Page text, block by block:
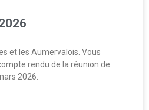
et les Aumervalois. Vous
rendu de la réunion de
2026.